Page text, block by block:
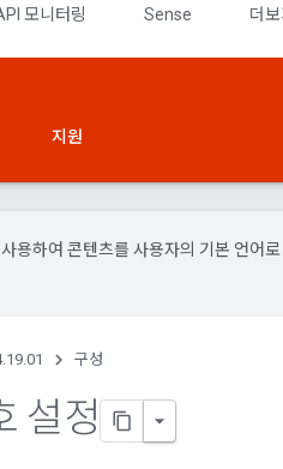
모니터링 Sense 더보
지원
용하여 콘텐츠를 사용자의 기본 언어
구성
설정